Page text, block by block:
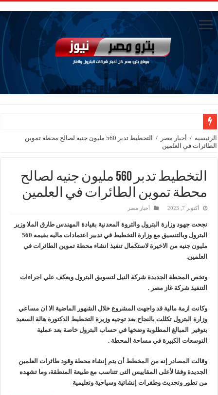
الاستغناء عن ثلاث موظفين في المكتب الفني للوزير
رئيسا العامة وبترومنت في زيارة لحقول ابوسنان
وزير البترول والثروة المعدنية يتفقد استئناف أعمال الحفر بحقل البركة في أسوان بعد توقف منذ عام 2022.. ويؤكد: كامل الاهتمام لوضع صعيد مصر
وزير البترول يتابع انتاج حقل البركة في اسوان
إنجاز بحري جديد … PMS تنهي أعمال إنزال الخطوط البحرية الثلاث بمشروع المرحلة الرابعة لتنمية حقل غاز كاموس البحري التابع لشركة شمال سيناء للبترول
هدوء اعلامي في وزارة البترول
الرئيسية / أخبار مصر /
التخطيط تدبر 560 مليون جنيه لصالح محطة تموين
الطائرات في العلمين
التخطيط تدبر 560 مليون جنيه لصالح
محطة تموين الطائرات في العلمين
أكتوبر 7, 2023 أخبار مصر
نجحت جهود وزارة البترول والثروة المعدنية بقيادة المهندس طارق الملا وزير
البترول وبالتنسيق مع وزارة التخطيط في تدبير اعتمادات ماليه بقيمه 560
مليون جنيه من الاخيرة لاستكمال تنفيذ انشاء محطة تموين الطائرات في
العلمين.
وتخص المحطة الجديدة شركة النيل لتسويق البترول ويعكف علي اجراءات
التنفيذ شركة غاز مصر .
وكانت ازمة مالية قد واجهت المشروع خلال الشهور الماضية الا ان مساعي
وزارة البترول تكللت بالنجاح بعد توجيه وزيرة التخطيط الدكتورة هالة السعيد
بتوفير المبالغ المطلوبة وضخها في حساب البترول خاصة بعد عملية
التوسعات الكبيرة في مساحة المحطة .
وقالت المصادر إنه من المخطط أن يتم إنشاء محطة وقود طائرات العلمين
الجديدة وفقا لأعلى المقاييس التى تتناسب مع طبيعة المنطقة، وما تشهده
من تطور وتحديث وطفرات إنشائية وسياحية وتعليمية